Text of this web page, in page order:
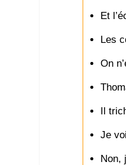
Et
Les
On
Il
Je
Non,